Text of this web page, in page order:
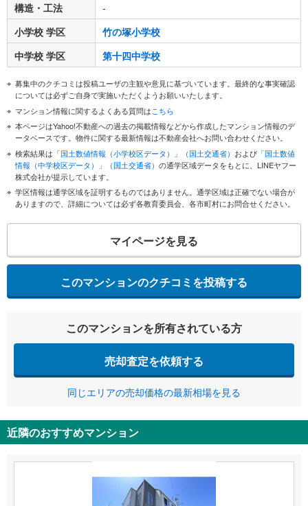
構造・工法
-
小学校 学区
竹の塚小学校
中学校 学区
第十四中学校
募集中のクチコミは投稿ユーザの主観や意見に基づいています。最終的な事実確認
については必ずご自身で実施いただくようお願いいたします。
マンション情報に関するよくある質問はこちら
本ページはYahoo!不動産への過去の掲載情報などから作成したマンション情報のデ
ータベースです。物件に関する最新情報は不動産会社へお問い合わせください。
検索結果は 「国土数値情報（小学校区データ）」（国土交通省） および 「国土数値
情報（中学校区データ）」（国土交通省） の通学区域データをもとに、LINEヤフー
株式会社が提示しています。
学区情報は通学区域を証明するものではありません。通学区域は正確でない場合が
ありますので、詳細については必ず各教育委員会、各市町村にお問合せください。
マイページを見る
このマンションのクチコミを投稿する
このマンションを所有されている方
売却査定を依頼する
同じエリアの売却価格の最新相場を見る
近隣のおすすめマンション